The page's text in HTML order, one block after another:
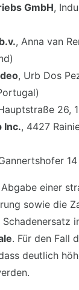
GmbH,
, Anna van
, Urb Dos
26,
Inc., 4427
einer
sowie die
. Für den Fall
deutlich